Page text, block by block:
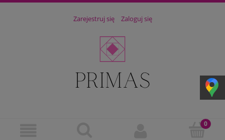
Zarejestruj się Zaloguj się